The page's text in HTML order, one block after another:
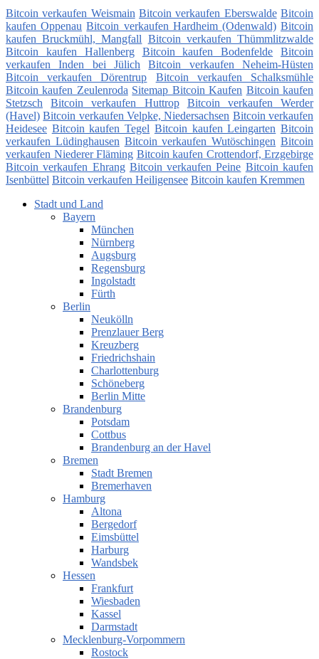
Bitcoin verkaufen Weismain Bitcoin verkaufen Eberswalde Bitcoin
kaufen Oppenau Bitcoin verkaufen Hardheim (Odenwald) Bitcoin
kaufen Bruckmühl, Mangfall Bitcoin verkaufen Thümmlitzwalde
Bitcoin kaufen Hallenberg
Bitcoin kaufen Bodenfelde
Bitcoin
verkaufen Inden bei Jülich
Bitcoin verkaufen Neheim-Hüsten
Bitcoin verkaufen Dörentrup
Bitcoin verkaufen Schalksmühle
Bitcoin kaufen Zeulenroda Sitemap Bitcoin Kaufen Bitcoin kaufen
Stetzsch
Bitcoin verkaufen Huttrop
Bitcoin verkaufen Werder
(Havel) Bitcoin verkaufen Velpke, Niedersachsen Bitcoin verkaufen
Heidesee Bitcoin kaufen Tegel Bitcoin kaufen Leingarten Bitcoin
verkaufen Lüdinghausen Bitcoin verkaufen Wutöschingen Bitcoin
verkaufen Niederer Fläming Bitcoin kaufen Crottendorf, Erzgebirge
Bitcoin verkaufen Ehrang Bitcoin verkaufen Peine Bitcoin kaufen
Isenbüttel Bitcoin verkaufen Heiligensee Bitcoin kaufen Kremmen
Stadt und Land
Bayern
München
Nürnberg
Augsburg
Regensburg
Ingolstadt
Fürth
Berlin
Neukölln
Prenzlauer Berg
Kreuzberg
Friedrichshain
Charlottenburg
Schöneberg
Berlin Mitte
Brandenburg
Potsdam
Cottbus
Brandenburg an der Havel
Bremen
Stadt Bremen
Bremerhaven
Hamburg
Altona
Bergedorf
Eimsbüttel
Harburg
Wandsbek
Hessen
Frankfurt
Wiesbaden
Kassel
Darmstadt
Mecklenburg-Vorpommern
Rostock